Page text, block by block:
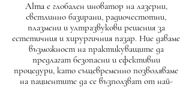
Almaе глобален иноватор на лазерни,
светлинно базирани, радиочестотни,
плазмени и ултразвукови решения за
естетичния и хирургичния пазар. Ние даваме
възможност на практикуващите да
предлагат безопасни и ефективни
процедури, като същевременно позволяваме
на пациентите да се възползват от най-